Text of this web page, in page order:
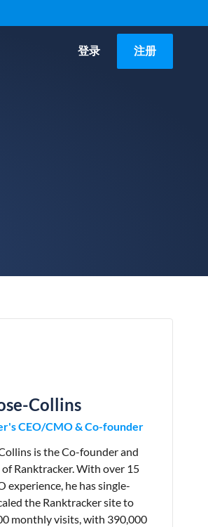
登录 注册
Collins
CEO/CMO & Co-founder
is the Co-founder and
Ranktracker. With over 15
experience, he has single-
the Ranktracker site to
monthly visits, with 390,000